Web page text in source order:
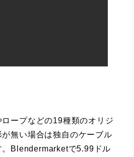
ープなどの19種類のオリジ
無い場合は独自のケーブル
。Blendermarketで5.99ドル